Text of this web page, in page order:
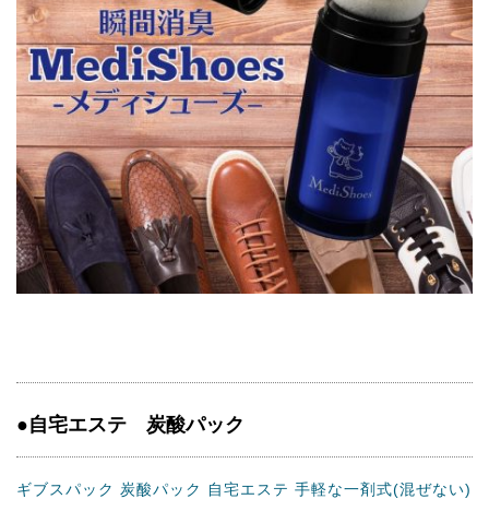
●自宅エステ 炭酸パック
ギブスパック 炭酸パック 自宅エステ 手軽な一剤式(混ぜない)